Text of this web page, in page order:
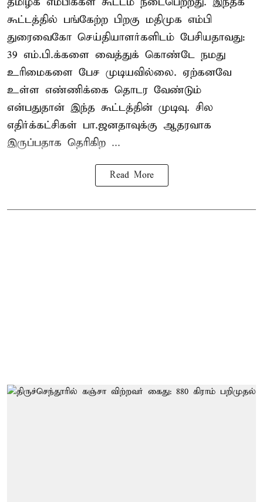
கூட்டத்தில் பங்கேற்ற பிறகு மதிமுக எம்பி
துரைவைகோ செய்தியாளர்களிடம் பேசியதாவது:
39 எம்.பி.க்களை வைத்துக் கொண்டே நமது
உரிமைகளை பேச முடியவில்லை. ஏற்கனவே
உள்ள எண்ணிக்கை தொடர வேண்டும்
என்பதுதான் இந்த கூட்டத்தின் முடிவு. சில
எதிர்க்கட்சிகள் பா.ஜனதாவுக்கு ஆதரவாக
இருப்பதாக தெரிகிற ...
Read More